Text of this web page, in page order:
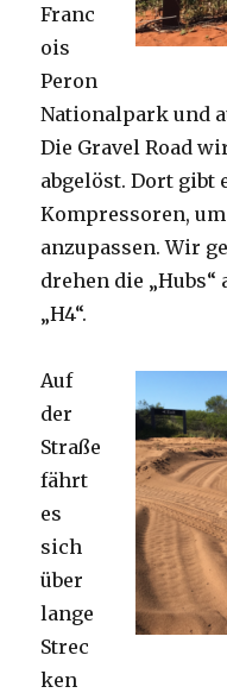
Franc
ois
Peron
Nationalpark und
Die Gravel Road
abgelöst. Dort gibt
Kompressoren,
anzupassen. Wir
drehen die
„H4“.
Auf
der
Straße
fährt
es
sich
über
lange
Strec
ken